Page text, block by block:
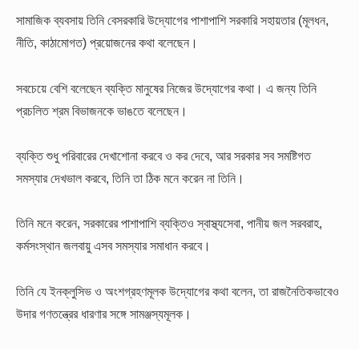
সামাজিক ব্যবসায় তিনি বেসরকারি উদ্যোগের পাশাপাশি সরকারি সহায়তার (মূলধন,
নীতি, কাঠামোগত) প্রয়োজনের কথা বলেছেন।
সবচেয়ে বেশি বলেছেন ব্যক্তি মানুষের নিজের উদ্যোগের কথা। এ জন্য তিনি
প্রচলিত শ্রম বিভাজনকে ভাঙতে বলেছেন।
ব্যক্তি শুধু পরিবারের দেখাশোনা করবে ও কর দেবে, আর সরকার সব সমষ্টিগত
সমস্যার দেখভাল করবে, তিনি তা ঠিক মনে করেন না তিনি।
তিনি মনে করেন, সরকারের পাশাপাশি ব্যক্তিও স্বাস্থ্যসেবা, পানীয় জল সরবরাহ,
কর্মসংস্থান জলবায়ু এসব সমস্যার সমাধান করবে।
তিনি যে ইনক্লুসিভ ও অংশগ্রহণমূলক উদ্যোগের কথা বলেন, তা রাজনৈতিকভাবেও
উদার গণতন্ত্রের ধারণার সঙ্গে সামঞ্জস্যমূলক।